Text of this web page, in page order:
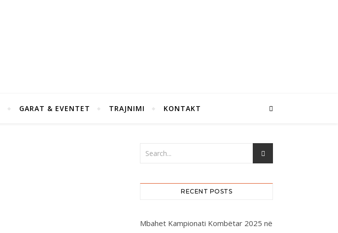
GARAT & EVENTET TRAJNIMI KONTAKT
RECENT POSTS
Mbahet Kampionati Kombëtar 2025 në